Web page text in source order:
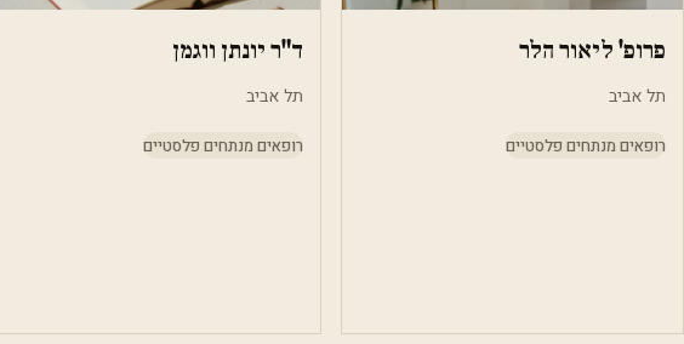
פרופ' ליאור הלר
תל אביב
רופאים מנתחים פלסטיים
ד"ר יונתן ווגמן
תל אביב
רופאים מנתחים פלסטיים